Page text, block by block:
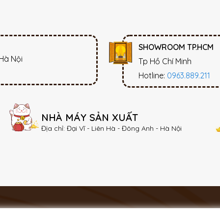
Nội
SHOWROOM TP.HCM
Tp Hồ Chí Minh
Hotline: 0963.889.211
NHÀ MÁY SẢN XUẤT
Địa chỉ: Đại Vĩ - Liên Hà - Đông Anh - Hà Nội